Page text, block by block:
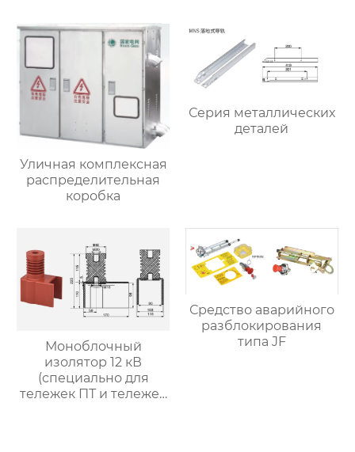
Уличная комплексная
распределительная
коробка
Серия металлических
деталей
Моноблочный
изолятор 12 кВ
(специально для
тележек ПТ и тележек
Средство аварийного
разблокирования
типа JF